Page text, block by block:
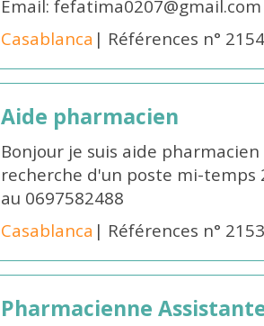
Email: fefatima0207@gmail.com
Casablanca | Références n°
Aide pharmacien
Bonjour je suis aide
recherche d'un poste mi-temps
au 0697582488
Casablanca | Références n°
Pharmacienne